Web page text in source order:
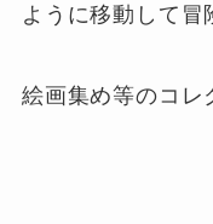
ように移動して冒
絵画集め等のコレ